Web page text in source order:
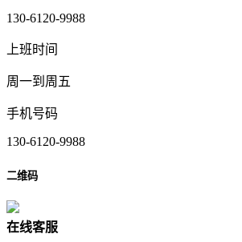
130-6120-9988
上班时间
周一到周五
手机号码
130-6120-9988
二维码
在线客服